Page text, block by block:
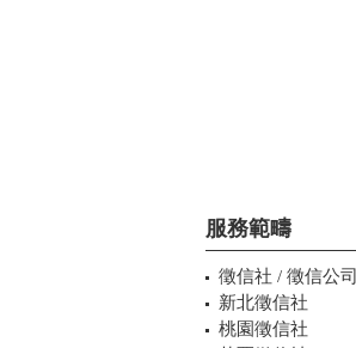
服務範疇
徵信社 / 徵信公司
新北徵信社
桃園徵信社